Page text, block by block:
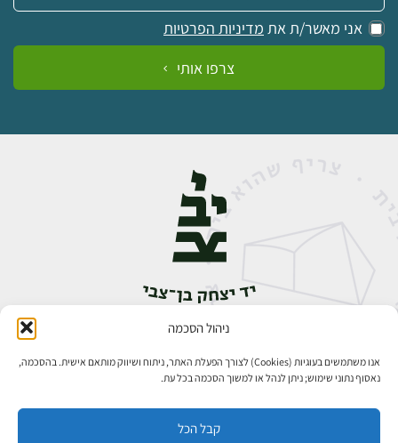
ניהול הסכמה
אנו משתמשים בעוגיות (Cookies) לצורך הפעלת האתר, ניתוח ושיווק מותאם אישית. בהסכמה,
נאסוף נתוני שימוש; ניתן לנהל או למשוך הסכמה בכל עת.
קבל הכל
אני מאשר/ת את מדיניות הפרטיות
צרפו אותי
אבן גבירול 14, רחביה, ירושלים